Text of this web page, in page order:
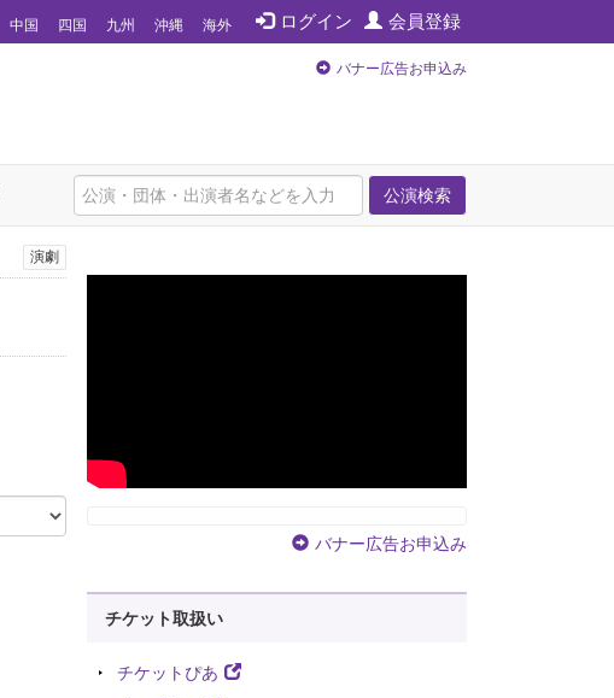
ログイン 会員登録
中国 四国 九州 沖縄 海外
バナー広告お申込み
公演検索
演劇
バナー広告お申込み
チケット取扱い
チケットぴあ